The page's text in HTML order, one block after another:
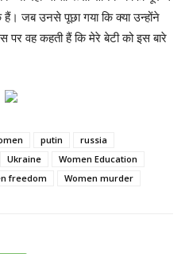
जब उनसे पूछा गया कि क्या उन्होंने
पर वह कहती हैं कि मेरे बेटी को इस बारे
putin
russia
Ukraine
Women Education
freedom Women murder